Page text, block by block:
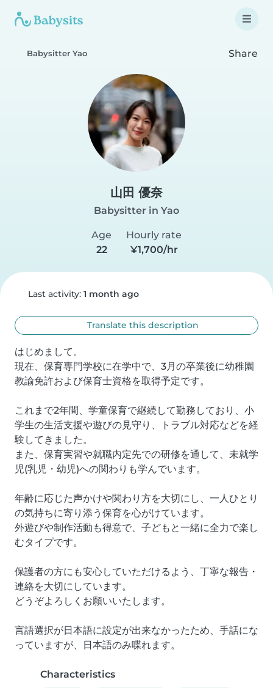
Babysitter Yao Share
山田 優奈
Babysitter in Yao
Age
22
Hourly rate
¥1,700/hr
Last activity: 1 month ago
Translate this description
はじめまして。
現在、保育専門学校に在学中で、3月の卒業後に幼稚園
教諭免許および保育士資格を取得予定です。
これまで2年間、学童保育で継続して勤務しており、小
学生の生活支援や遊びの見守り、トラブル対応などを経
験してきました。
また、保育実習や就職内定先での研修を通して、未就学
児(乳児・幼児)への関わりも学んでいます。
年齢に応じた声かけや関わり方を大切にし、一人ひとり
の気持ちに寄り添う保育を心がけています。
外遊びや制作活動も得意で、子どもと一緒に全力で楽し
むタイプです。
保護者の方にも安心していただけるよう、丁寧な報告・
連絡を大切にしています。
どうぞよろしくお願いいたします。
言語選択が日本語に設定が出来なかったため、手話にな
っていますが、日本語のみ喋れます。
Characteristics